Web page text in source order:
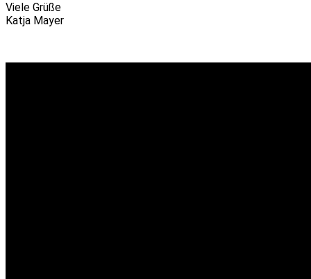
Viele Grüße
Katja Mayer